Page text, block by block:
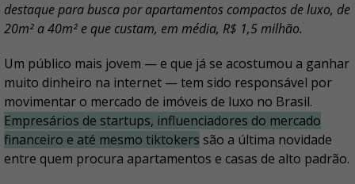
destaque para busca por apartamentos compactos de luxo, de
20m² a 40m² e que custam, em média, R$ 1,5 milhão.
Um público mais jovem — e que já se acostumou a ganhar
muito dinheiro na internet — tem sido responsável por
movimentar o mercado de imóveis de luxo no Brasil.
Empresários de startups, influenciadores do mercado
financeiro e até mesmo tiktokers são a última novidade
entre quem procura apartamentos e casas de alto padrão.